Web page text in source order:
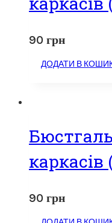
90 грн
ДОДАТИ В
каркасів
90 грн